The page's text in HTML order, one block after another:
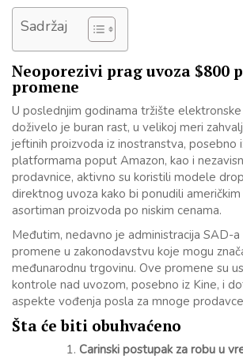
Sadržaj
Neoporezivi prag uvoza $800
promene
U poslednjim godinama tržište
doživelo je buran rast, u velikoj meri
jeftinih proizvoda iz inostranstva, posebno
platformama poput Amazon, kao i
prodavnice, aktivno su koristili modele
direktnog uvoza kako bi ponudili
asortiman proizvoda po niskim cenama.
Međutim, nedavno je administracija SAD-
promene u zakonodavstvu koje mogu
međunarodnu trgovinu. Ove promene su
kontrole nad uvozom, posebno iz Kine, i
aspekte vođenja posla za mnoge
Šta će biti obuhvaćeno
Carinski postupak za robu u